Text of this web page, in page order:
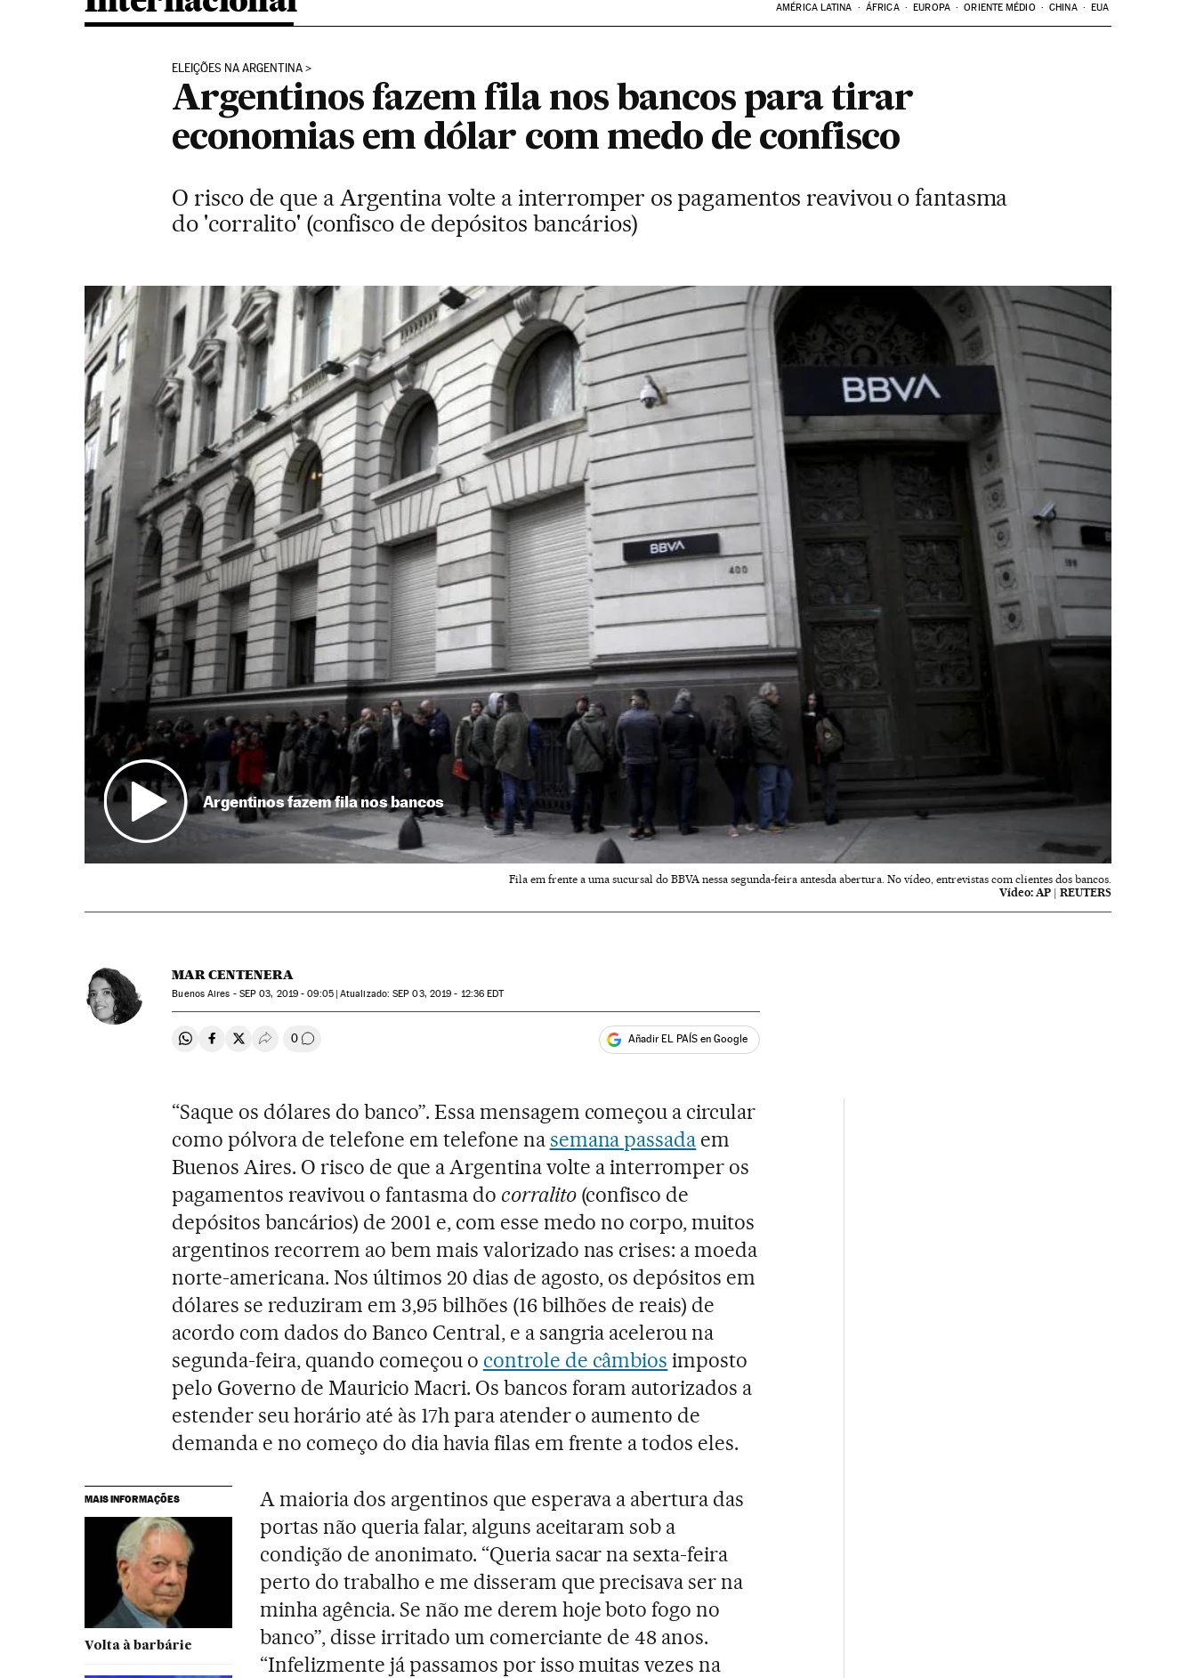
AMÉRICA LATINA ÁFRICA EUROPA ORIENTE MÉDIO CHINA EUA
ELEIÇÕES NA ARGENTINA
Argentinos fazem fila nos bancos para tirar
economias em dólar com medo de confisco
O risco de que a Argentina volte a interromper os pagamentos reavivou o fantasma
do 'corralito' (confisco de depósitos bancários)
Argentinos fazem fila nos bancos
Fila em frente a uma sucursal do BBVA nessa segunda-feira antesda abertura. No vídeo, entrevistas com clientes dos bancos.
Vídeo: AP | REUTERS
MAR CENTENERA
Buenos Aires - SEP 03, 2019 - 09:05 atualizado: SEP 03, 2019 - 12:36 EDT
Compartir en Whatsapp
Compartir en Facebook
Compartir en Twitter
Desplegar Redes Sociales
0 Comentários Añadir EL PAÍS en Google
“Saque os dólares do banco”. Essa mensagem começou a circular
como pólvora de telefone em telefone nasemana passada em
Buenos Aires. O risco de que a Argentina volte a interromper os
pagamentos reavivou o fantasma do corralito(confisco de
depósitos bancários) de 2001 e, com esse medo no corpo, muitos
argentinos recorrem ao bem mais valorizado nas crises: a moeda
norte-americana. Nos últimos 20 dias de agosto, os depósitos em
dólares se reduziram em 3,95 bilhões (16 bilhões de reais) de
acordo com dados do Banco Central, e a sangria acelerou na
segunda-feira, quando começou o controle de câmbios imposto
pelo Governo de Mauricio Macri. Os bancos foram autorizados a
estender seu horário até às 17h para atender o aumento de
demanda e no começo do dia havia filas em frente a todos eles.
MAIS INFORMAÇÕES
Volta à barbárie
A maioria dos argentinos que esperava a abertura das
portas não queria falar, alguns aceitaram sob a
condição de anonimato. “Queria sacar na sexta-feira
perto do trabalho e me disseram que precisava ser na
minha agência. Se não me derem hoje boto fogo no
banco”, disse irritado um comerciante de 48 anos.
“Infelizmente já passamos por isso muitas vezes na